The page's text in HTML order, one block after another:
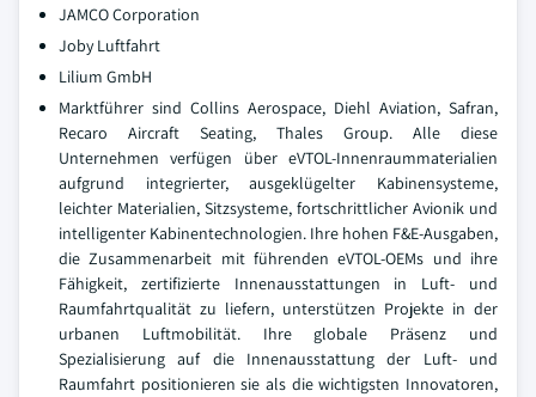
JAMCO Corporation
Joby Luftfahrt
Lilium GmbH
Marktführer sind Collins Aerospace, Diehl Aviation, Safran,
Recaro Aircraft Seating, Thales Group. Alle diese
Unternehmen verfügen über eVTOL-Innenraummaterialien
aufgrund integrierter, ausgeklügelter Kabinensysteme,
leichter Materialien, Sitzsysteme, fortschrittlicher Avionik und
intelligenter Kabinentechnologien. Ihre hohen F&E-Ausgaben,
die Zusammenarbeit mit führenden eVTOL-OEMs und ihre
Fähigkeit, zertifizierte Innenausstattungen in Luft- und
Raumfahrtqualität zu liefern, unterstützen Projekte in der
urbanen Luftmobilität. Ihre globale Präsenz und
Spezialisierung auf die Innenausstattung der Luft- und
Raumfahrt positionieren sie als die wichtigsten Innovatoren,